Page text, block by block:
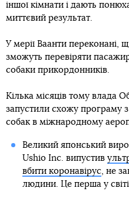
іншої кімнати і дають
миттєвий результат.
У мерії Ваанти переконані,
зможуть перевіряти
собаки прикордонників.
Кілька місяців тому влада
запустили схожу програму
собак в міжнародному
Великий японський
Ushio Inc. випустив
вбити коронавірус, не
людини. Це перша у